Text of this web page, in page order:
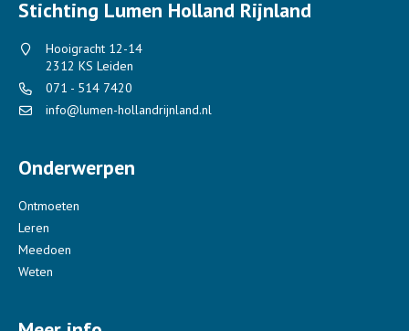
Stichting Lumen Holland Rijnland
Hooigracht 12-14
2312 KS Leiden
071 - 514 7420
info@lumen-hollandrijnland.nl
Onderwerpen
Ontmoeten
Leren
Meedoen
Weten